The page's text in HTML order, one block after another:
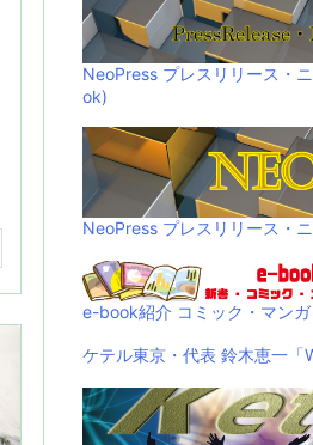
NeoPress プレスリリース・
ok)
NeoPress プレスリリース・
e-book紹介 コミック・マンガ
ケテル東京・代表 鈴木恵一「